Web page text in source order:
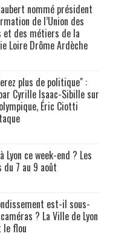
nommé président
de l’Union des
et des métiers de la
Loire Drôme Ardèche
plus de politique" :
Cyrille Isaac-Sibille sur
Éric Ciotti
Lyon ce week-end ? Les
du 7 au 9 août
est-il sous-
? La Ville de Lyon
flou